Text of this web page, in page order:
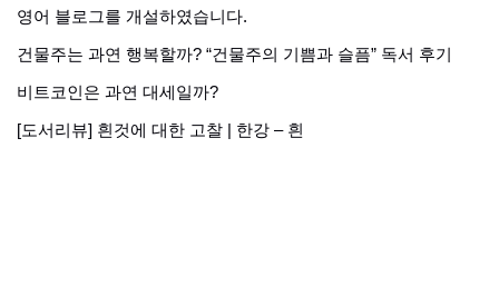
영어 블로그를 개설하였습니다.
건물주는 과연 행복할까? “건물주의 기쁨과 슬픔” 독서 후기
비트코인은 과연 대세일까?
[도서리뷰] 흰것에 대한 고찰 | 한강 – 흰